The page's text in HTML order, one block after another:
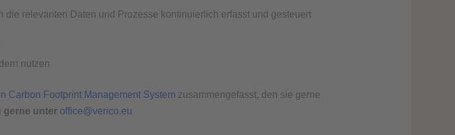
relevanten Daten und Prozesse kontinuierlich erfasst und gesteuert
nutzen
Carbon Footprint Management System zusammengefasst, den sie gerne
gerne unter office@verico.eu